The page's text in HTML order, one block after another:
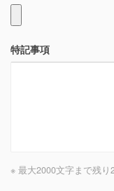
特記事項
※ 最大2000文字まで残り